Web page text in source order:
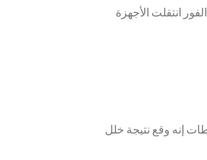
انتقلت الأجهزة
بمحافظة الجيزة المصرية أودى بحياة 41 شخصا، وقالت السلطات إنه وقع نتيجة خلل